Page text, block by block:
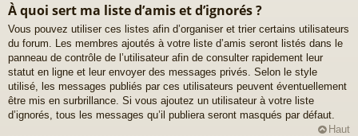
À quoi sert ma liste d’amis et d’ignorés ?
Vous pouvez utiliser ces listes afin d’organiser et trier certains utilisateurs
du forum. Les membres ajoutés à votre liste d’amis seront listés dans le
panneau de contrôle de l’utilisateur afin de consulter rapidement leur
statut en ligne et leur envoyer des messages privés. Selon le style
utilisé, les messages publiés par ces utilisateurs peuvent éventuellement
être mis en surbrillance. Si vous ajoutez un utilisateur à votre liste
d’ignorés, tous les messages qu’il publiera seront masqués par défaut.
Haut